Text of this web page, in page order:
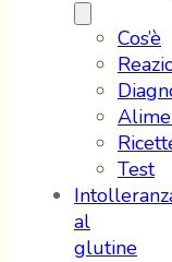
Cos’è
Test
al
glutine